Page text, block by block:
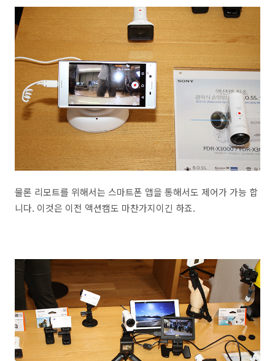
물론 리모트를 위해서는 스마트폰 앱을 통해서도 제어가 가능 합
니다. 이것은 이전 액션캠도 마찬가지이긴 하죠.